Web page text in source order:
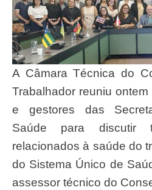
A Câmara Técnica do
Trabalhador reuniu
e gestores das
Saúde para discutir
relacionados à saúde do
do Sistema Único de
assessor técnico do